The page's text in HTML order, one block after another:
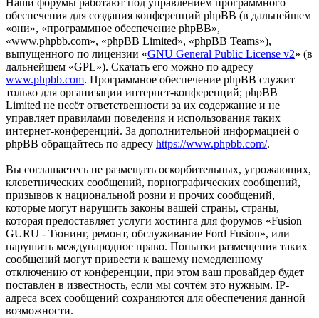
Наши форумы работают под управлением программного
обеспечения для создания конференций phpBB (в дальнейшем
«они», «программное обеспечение phpBB»,
«www.phpbb.com», «phpBB Limited», «phpBB Teams»),
выпущенного по лицензии «GNU General Public License v2» (в
дальнейшем «GPL»). Скачать его можно по адресу
www.phpbb.com. Программное обеспечение phpBB служит
только для организации интернет-конференций; phpBB
Limited не несёт ответственности за их содержание и не
управляет правилами поведения и использования таких
интернет-конференций. За дополнительной информацией о
phpBB обращайтесь по адресу https://www.phpbb.com/.
Вы соглашаетесь не размещать оскорбительных, угрожающих,
клеветнических сообщений, порнографических сообщений,
призывов к национальной розни и прочих сообщений,
которые могут нарушить законы вашей страны, страны,
которая предоставляет услуги хостинга для форумов «Fusion
GURU - Тюнинг, ремонт, обслуживание Ford Fusion», или
нарушить международное право. Попытки размещения таких
сообщений могут привести к вашему немедленному
отключению от конференции, при этом ваш провайдер будет
поставлен в известность, если мы сочтём это нужным. IP-
адреса всех сообщений сохраняются для обеспечения данной
возможности.